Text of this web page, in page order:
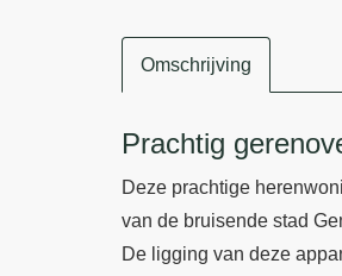
Omschrijving
Omschrijving
Prachtig
Deze prachtige
van de bruisende stad
De ligging van deze